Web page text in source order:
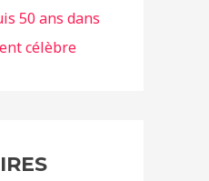
50 ans dans
célèbre